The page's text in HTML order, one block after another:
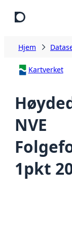
Hjem
Kartverket
NVE
1pkt